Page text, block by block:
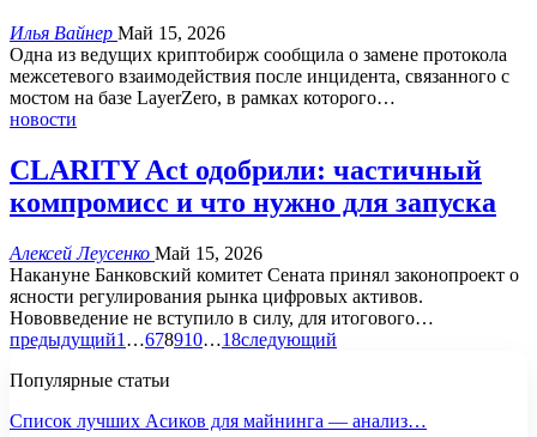
Илья Вайнер Май 15, 2026
Одна из ведущих криптобирж сообщила о замене протокола
межсетевого взаимодействия после инцидента, связанного с
мостом на базе LayerZero, в рамках которого…
новости
CLARITY Act одобрили: частичный
компромисс и что нужно для запуска
Алексей Леусенко Май 15, 2026
Накануне Банковский комитет Сената принял законопроект о
ясности регулирования рынка цифровых активов.
Нововведение не вступило в силу, для итогового…
предыдущий1 …678910…18следующий
Популярные статьи
Список лучших Асиков для майнинга — анализ…